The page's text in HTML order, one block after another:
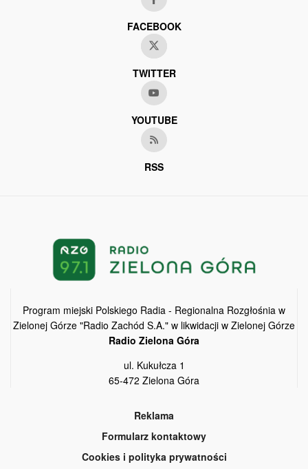
FACEBOOK
TWITTER
YOUTUBE
RSS
Program miejski Polskiego Radia - Regionalna Rozgłośnia w
Zielonej Górze "Radio Zachód S.A." w likwidacji w Zielonej Górze
Radio Zielona Góra
ul. Kukułcza 1
65-472 Zielona Góra
Reklama
Formularz kontaktowy
Cookies i polityka prywatności